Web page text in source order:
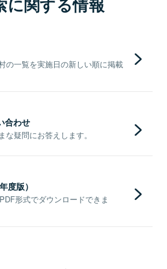
に関する情報
の一覧を実施日の新しい順に掲載
合わせ
疑問にお答えします。
度版）
形式でダウンロードできま